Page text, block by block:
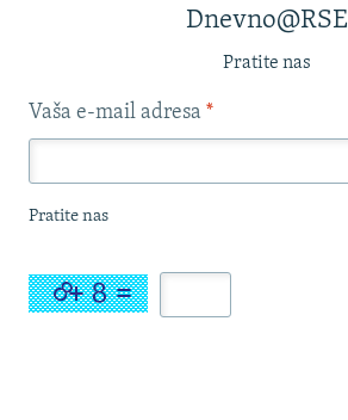
Dnevno@RSE
Pratite nas
Vaša e-mail adresa *
Pratite nas